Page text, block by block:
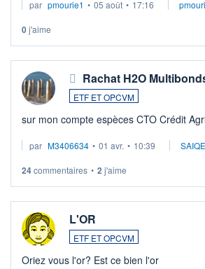
par pmourie1 • 05 août • 17:16
0j'aime
Rachat H2O
ETF ET OPCVM
sur mon compte espèces CTO Crédit
par M3406634 • 01 avr. • 10:39
24commentaires • 2 j'aime
L'OR
ETF ET OPCVM
Oriez vous l'or? Est ce bien l'or